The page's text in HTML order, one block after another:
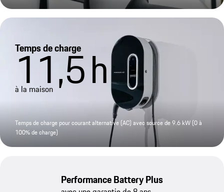
Temps de charge
11,5h
à la maison
Temps de charge pour courant alternative (AC) avec source de 9.6 kW (0 à
100% de charge)
Performance Battery Plus